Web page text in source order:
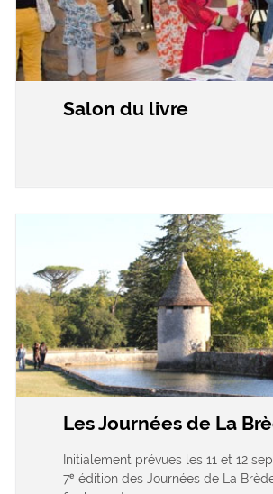
Salon du livre
Les Journées de La
Initialement prévues les 11 et 12
7ᵉ édition des Journées de La